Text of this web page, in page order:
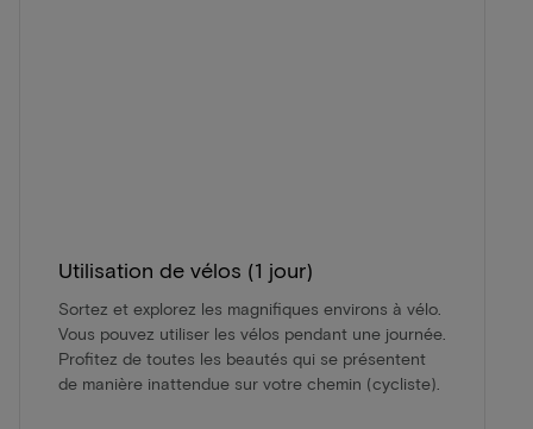
Utilisation de vélos (1 jour)
Sortez et explorez les magnifiques environs à vélo.
Vous pouvez utiliser les vélos pendant une journée.
Profitez de toutes les beautés qui se présentent
de manière inattendue sur votre chemin (cycliste).